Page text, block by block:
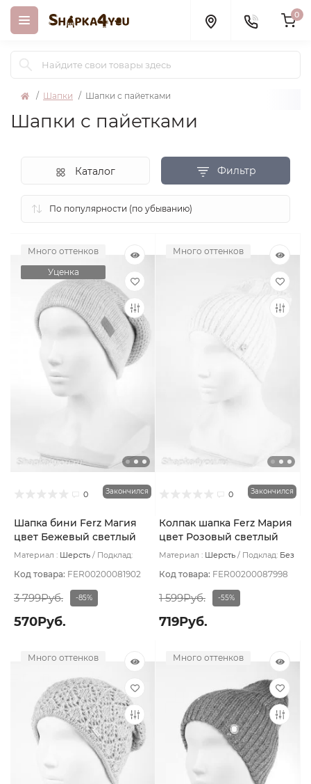
0
Шапки Шапки с пайетками
Шапки с пайетками
Фильтр
Каталог
Много оттенков
Уценка
0 Закончился
Шапка бини Ferz Магия
цвет Бежевый светлый
Материал : Шерсть
Подклад:
Код товара: FER00200081902
3 799Руб. -85%
570Руб.
Много оттенков
0 Закончился
Колпак шапка Ferz Мария
цвет Розовый светлый
Материал : Шерсть Подклад: Без
Код товара: FER00200087998
1 599Руб. -55%
719Руб.
Много оттенков Много оттенков